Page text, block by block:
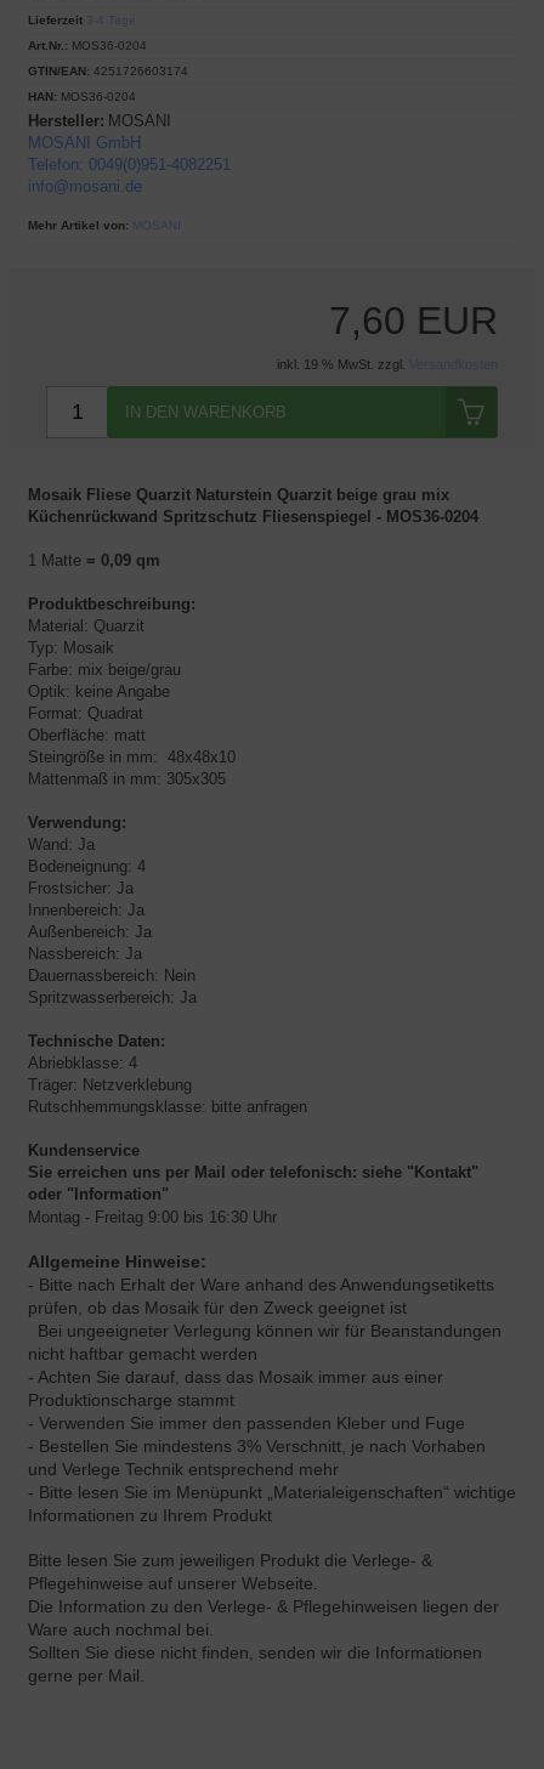
Lieferzeit 3-4 Tage
Art.Nr.: MOS36-0204
GTIN/EAN: 4251726603174
HAN: MOS36-0204
Hersteller: MOSANI
MOSANI GmbH
Telefon: 0049(0)951-4082251
info@mosani.de
Mehr Artikel von: MOSANI
7,60 EUR
inkl. 19 % MwSt. zzgl. Versandkosten
IN DEN WARENKORB
Mosaik Fliese Quarzit Naturstein Quarzit beige grau mix
Küchenrückwand Spritzschutz Fliesenspiegel - MOS36-0204
1 Matte = 0,09 qm
Produktbeschreibung:
Material: Quarzit
Typ: Mosaik
Farbe: mix beige/grau
Optik: keine Angabe
Format: Quadrat
Oberfläche: matt
Steingröße in mm: 48x48x10
Mattenmaß in mm: 305x305
Verwendung:
Wand: Ja
Bodeneignung: 4
Frostsicher: Ja
Innenbereich: Ja
Außenbereich: Ja
Nassbereich: Ja
Dauernassbereich: Nein
Spritzwasserbereich: Ja
Technische Daten:
Abriebklasse: 4
Träger: Netzverklebung
Rutschhemmungsklasse: bitte anfragen
Kundenservice
Sie erreichen uns per Mail oder telefonisch: siehe "Kontakt"
oder "Information"
Montag - Freitag 9:00 bis 16:30 Uhr
Allgemeine Hinweise:
- Bitte nach Erhalt der Ware anhand des Anwendungsetiketts
prüfen, ob das Mosaik für den Zweck geeignet ist
Bei ungeeigneter Verlegung können wir für Beanstandungen
nicht haftbar gemacht werden
- Achten Sie darauf, dass das Mosaik immer aus einer
Produktionscharge stammt
- Verwenden Sie immer den passenden Kleber und Fuge
- Bestellen Sie mindestens 3% Verschnitt, je nach Vorhaben
und Verlege Technik entsprechend mehr
- Bitte lesen Sie im Menüpunkt „Materialeigenschaften“ wichtige
Informationen zu Ihrem Produkt
Bitte lesen Sie zum jeweiligen Produkt die Verlege- &
Pflegehinweise auf unserer Webseite.
Die Information zu den Verlege- & Pflegehinweisen liegen der
Ware auch nochmal bei.
Sollten Sie diese nicht finden, senden wir die Informationen
gerne per Mail.